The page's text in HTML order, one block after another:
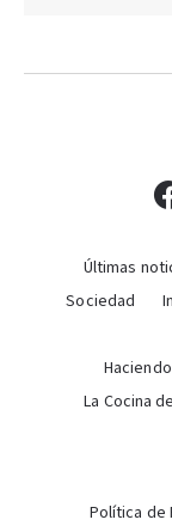
Últimas
Sociedad
La Cocina
Política de